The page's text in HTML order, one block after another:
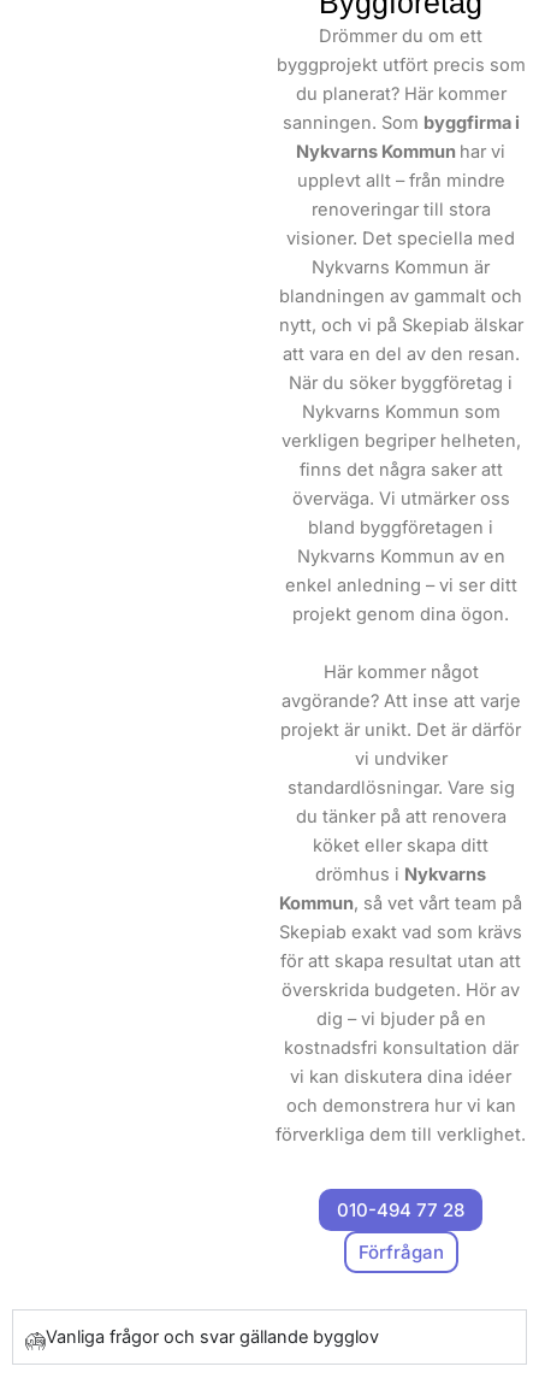
Drömmer du om ett
byggprojekt utfört precis som
du planerat? Här kommer
sanningen. Som byggfirma i
Nykvarns Kommun har vi
upplevt allt – från mindre
renoveringar till stora
visioner. Det speciella med
Nykvarns Kommun är
blandningen av gammalt och
nytt, och vi på Skepiab älskar
att vara en del av den resan.
När du söker byggföretag i
Nykvarns Kommun som
verkligen begriper helheten,
finns det några saker att
överväga. Vi utmärker oss
bland byggföretagen i
Nykvarns Kommun av en
enkel anledning – vi ser ditt
projekt genom dina ögon.
Här kommer något
avgörande? Att inse att varje
projekt är unikt. Det är därför
vi undviker
standardlösningar. Vare sig
du tänker på att renovera
köket eller skapa ditt
drömhus i Nykvarns
Kommun, så vet vårt team på
Skepiab exakt vad som krävs
för att skapa resultat utan att
överskrida budgeten. Hör av
dig – vi bjuder på en
kostnadsfri konsultation där
vi kan diskutera dina idéer
och demonstrera hur vi kan
förverkliga dem till verklighet.
010-494 77 28
Förfrågan
Vanliga frågor och svar gällande bygglov